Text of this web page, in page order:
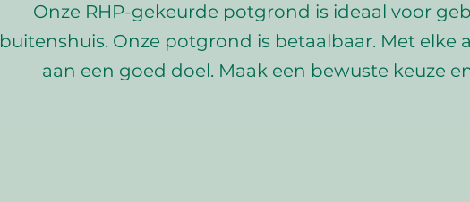
Onze RHP-gekeurde potgrond is ideaal voor
buitenshuis. Onze potgrond is betaalbaar. Met elke
aan een goed doel. Maak een bewuste keuze